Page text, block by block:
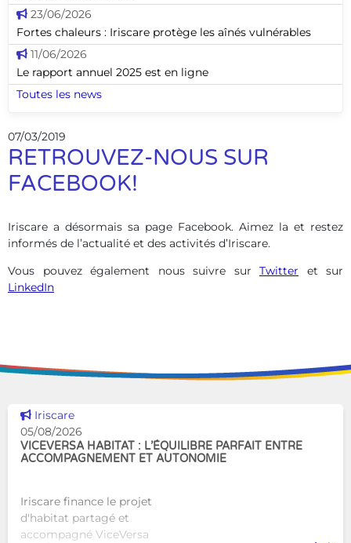
23/06/2026
Fortes chaleurs : Iriscare protège les aînés vulnérables
11/06/2026
Le rapport annuel 2025 est en ligne
Toutes les news
07/03/2019
RETROUVEZ-NOUS SUR
FACEBOOK!
Iriscare a désormais sa page Facebook. Aimez la et restez
informés de l’actualité et des activités d’Iriscare.
Vous pouvez également nous suivre sur Twitter et sur
LinkedIn
Voir cette news
Iriscare
05/08/2026
VICEVERSA HABITAT : L’ÉQUILIBRE PARFAIT ENTRE
ACCOMPAGNEMENT ET AUTONOMIE
Iriscare finance le projet
d'habitat partagé et
accompagné ViceVersa